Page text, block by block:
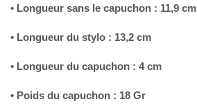
• Longueur sans le capuchon : 11,9 cm
• Longueur du stylo : 13,2 cm
• Longueur du capuchon : 4 cm
• Poids du capuchon : 18 Gr